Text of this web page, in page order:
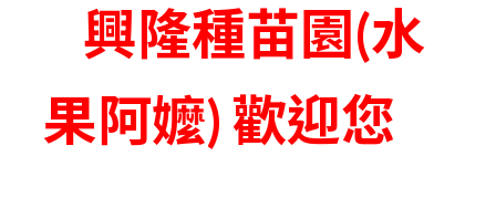
興隆種苗園(水
果阿嬤) 歡迎您